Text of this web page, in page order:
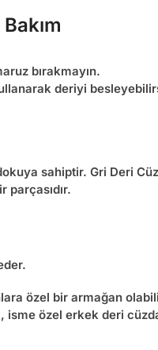
bırakmayın.
deriyi
sahiptir.Gri Deri
parçasıdır.
özel bir armağan
, isme özel erkek deri